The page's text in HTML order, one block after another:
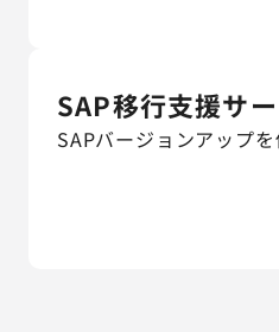
SAP移行支援サ
SAPバージョンアップ